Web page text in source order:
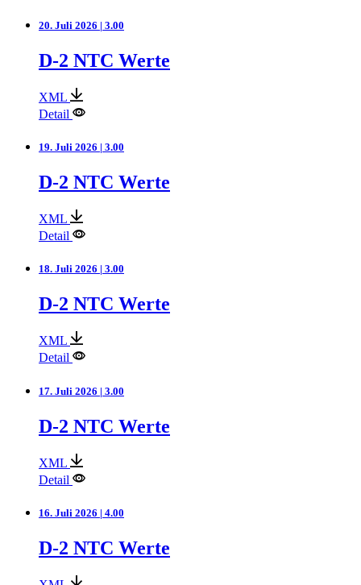
20. Juli 2026 | 3.00
D-2 NTC Werte
XML
Detail
19. Juli 2026 | 3.00
D-2 NTC Werte
XML
Detail
18. Juli 2026 | 3.00
D-2 NTC Werte
XML
Detail
17. Juli 2026 | 3.00
D-2 NTC Werte
XML
Detail
16. Juli 2026 | 4.00
D-2 NTC Werte